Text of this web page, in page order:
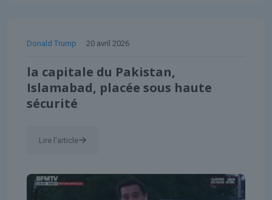
Donald Trump 20 avril 2026
la capitale du Pakistan,
Islamabad, placée sous haute
sécurité
Lire l'article